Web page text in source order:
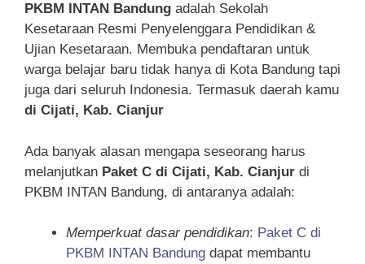
PKBM INTAN Bandung adalah Sekolah
Kesetaraan Resmi Penyelenggara Pendidikan &
Ujian Kesetaraan. Membuka pendaftaran untuk
warga belajar baru tidak hanya di Kota Bandung tapi
juga dari seluruh Indonesia. Termasuk daerah kamu
di Cijati, Kab. Cianjur
Ada banyak alasan mengapa seseorang harus
melanjutkan Paket C di Cijati, Kab. Cianjur di
PKBM INTAN Bandung, di antaranya adalah:
Memperkuat dasar pendidikan: Paket C di
PKBM INTAN Bandung dapat membantu